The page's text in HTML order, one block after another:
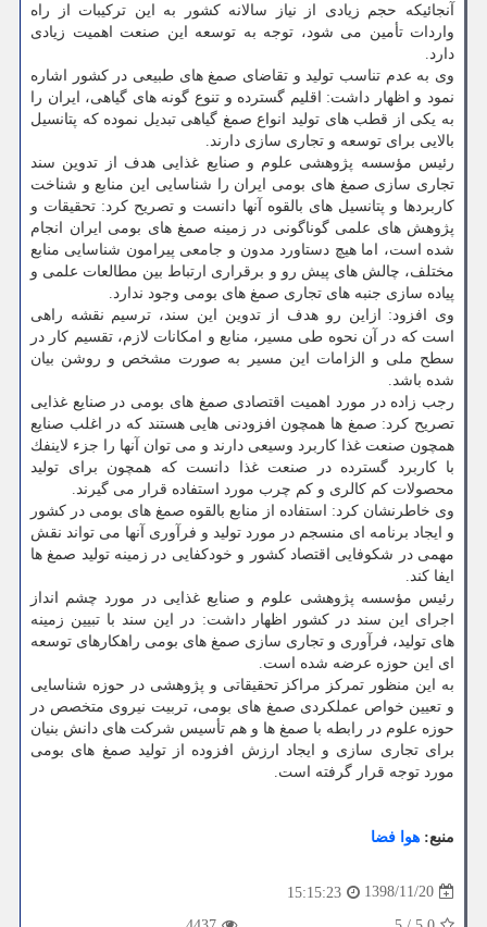
آنجائیكه حجم زیادی از نیاز سالانه كشور به این تركیبات از راه
واردات تأمین می شود، توجه به توسعه این صنعت اهمیت زیادی
دارد.
وی به عدم تناسب تولید و تقاضای صمغ های طبیعی در كشور اشاره
نمود و اظهار داشت: اقلیم گسترده و تنوع گونه های گیاهی، ایران را
به یكی از قطب های تولید انواع صمغ گیاهی تبدیل نموده كه پتانسیل
بالایی برای توسعه و تجاری سازی دارند.
رئیس مؤسسه پژوهشی علوم و صنایع غذایی هدف از تدوین سند
تجاری سازی صمغ های بومی ایران را شناسایی این منابع و شناخت
كاربردها و پتانسیل های بالقوه آنها دانست و تصریح كرد: تحقیقات و
پژوهش های علمی گوناگونی در زمینه صمغ های بومی ایران انجام
شده است، اما هیچ دستاورد مدون و جامعی پیرامون شناسایی منابع
مختلف، چالش های پیش رو و برقراری ارتباط بین مطالعات علمی و
پیاده سازی جنبه های تجاری صمغ های بومی وجود ندارد.
وی افزود: ازاین رو هدف از تدوین این سند، ترسیم نقشه راهی
است كه در آن نحوه طی مسیر، منابع و امكانات لازم، تقسیم كار در
سطح ملی و الزامات این مسیر به صورت مشخص و روشن بیان
شده باشد.
رجب زاده در مورد اهمیت اقتصادی صمغ های بومی در صنایع غذایی
تصریح كرد: صمغ ها همچون افزودنی هایی هستند كه در اغلب صنایع
همچون صنعت غذا كاربرد وسیعی دارند و می توان آنها را جزء لاینفك
با كاربرد گسترده در صنعت غذا دانست كه همچون برای تولید
محصولات كم كالری و كم چرب مورد استفاده قرار می گیرند.
وی خاطرنشان كرد: استفاده از منابع بالقوه صمغ های بومی در كشور
و ایجاد برنامه ای منسجم در مورد تولید و فرآوری آنها می تواند نقش
مهمی در شكوفایی اقتصاد كشور و خودكفایی در زمینه تولید صمغ ها
ایفا كند.
رئیس مؤسسه پژوهشی علوم و صنایع غذایی در مورد چشم انداز
اجرای این سند در كشور اظهار داشت: در این سند با تبیین زمینه
های تولید، فرآوری و تجاری سازی صمغ های بومی راهكارهای توسعه
ای این حوزه عرضه شده است.
به این منظور تمركز مراكز تحقیقاتی و پژوهشی در حوزه شناسایی
و تعیین خواص عملكردی صمغ های بومی، تربیت نیروی متخصص در
حوزه علوم در رابطه با صمغ ها و هم تأسیس شركت های دانش بنیان
برای تجاری سازی و ایجاد ارزش افزوده از تولید صمغ های بومی
مورد توجه قرار گرفته است.
منبع: هوا فضا
1398/11/20
15:15:23